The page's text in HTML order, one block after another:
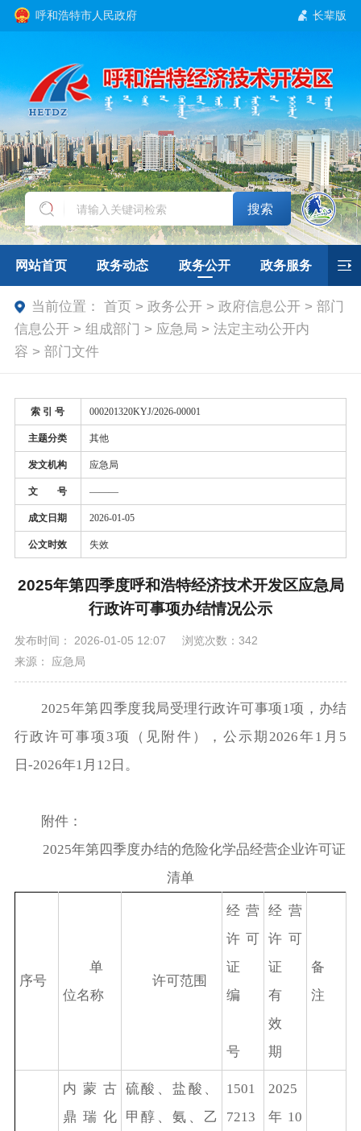
呼和浩特市人民政府 长辈版
搜索
网站首页 政务动态 政务公开 政务服务
互动交流 招商引资 专题专栏
当前位置：
首页 > 政务公开 > 政府信息公开 > 部门
信息公开 > 组成部门 > 应急局 > 法定主动公开内
容 > 部门文件
索 引 号 000201320KYJ/2026-00001
主题分类 其他
发文机构 应急局
文 号 ———
成文日期 2026-01-05
公文时效 失效
2025年第四季度呼和浩特经济技术开发区应急局
行政许可事项办结情况公示
发布时间： 2026-01-05 12:07 浏览次数：342
来源： 应急局
2025年第四季度我局受理行政许可事项1项，办结
行政许可事项3项（见附件），公示期2026年1月5
日-2026年1月12日。
附件：
2025年第四季度办结的危险化学品经营企业许可证
清单
序号
单
位名称
许可范围
经营
许可
证
编
号
经营
许可
证
有
效
期
备
注
内蒙古
鼎瑞化
硫酸、盐酸、
甲醇、氨、乙
1501
7213
2025
年10